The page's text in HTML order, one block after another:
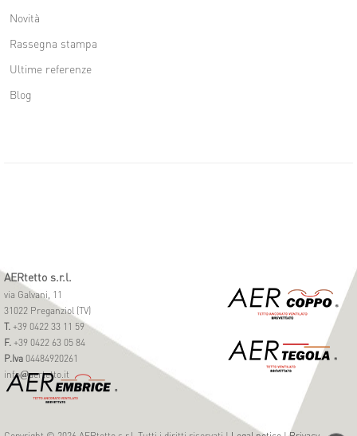
Novità
Rassegna stampa
Ultime referenze
Blog
AERtetto s.r.l.
via Galvani, 11
31022 Preganziol (TV)
T. +39 0422 33 11 59
F. +39 0422 63 05 84
P.Iva 04484920261
info@aertetto.it